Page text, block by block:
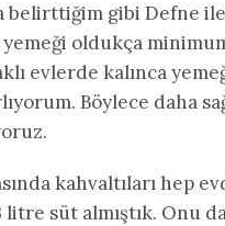
belirttiğim gibi Defne
yemeği oldukça
evlerde kalınca
Böylece daha
kahvaltıları hep
süt almıştık. Onu